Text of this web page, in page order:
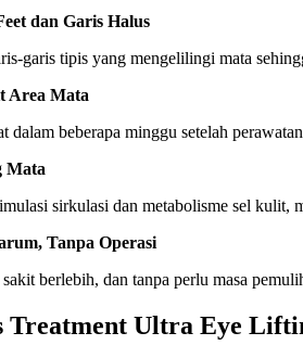
dan Garis Halus
garis tipis yang mengelilingi mata
Area Mata
beberapa minggu setelah
Mata
sirkulasi dan metabolisme sel kulit,
Tanpa Operasi
berlebih, dan tanpa perlu masa
Treatment Ultra Eye